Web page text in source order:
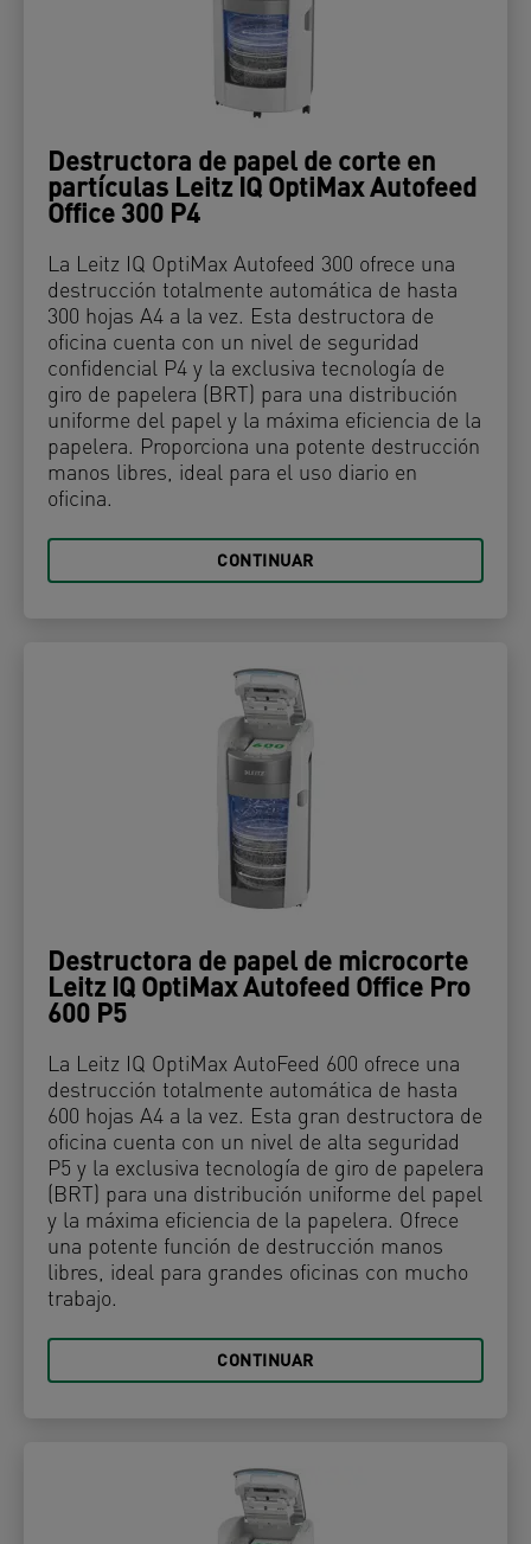
Destructora de papel de corte en
partículas Leitz IQ OptiMax Autofeed
Office 300 P4
La Leitz IQ OptiMax Autofeed 300 ofrece una
destrucción totalmente automática de hasta
300 hojas A4 a la vez. Esta destructora de
oficina cuenta con un nivel de seguridad
confidencial P4 y la exclusiva tecnología de
giro de papelera (BRT) para una distribución
uniforme del papel y la máxima eficiencia de la
papelera. Proporciona una potente destrucción
manos libres, ideal para el uso diario en
oficina.
CONTINUAR
Destructora de papel de microcorte
Leitz IQ OptiMax Autofeed Office Pro
600 P5
La Leitz IQ OptiMax AutoFeed 600 ofrece una
destrucción totalmente automática de hasta
600 hojas A4 a la vez. Esta gran destructora de
oficina cuenta con un nivel de alta seguridad
P5 y la exclusiva tecnología de giro de papelera
(BRT) para una distribución uniforme del papel
y la máxima eficiencia de la papelera. Ofrece
una potente función de destrucción manos
libres, ideal para grandes oficinas con mucho
trabajo.
CONTINUAR